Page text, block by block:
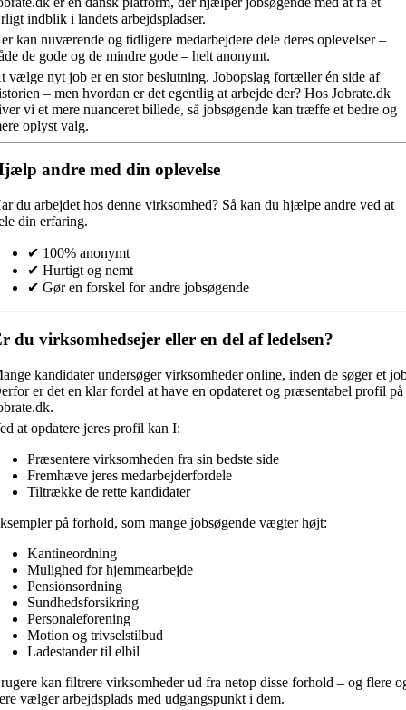
indblik i landets arbejdspladser.
kan nuværende og tidligere medarbejdere dele deres oplevelser –
de gode og de mindre gode – helt anonymt.
vælge nyt job er en stor beslutning. Jobopslag fortæller én side af
– men hvordan er det egentlig at arbejde der? Hos Jobrate.dk
vi et mere nuanceret billede, så jobsøgende kan træffe et bedre og
oplyst valg.
andre med din oplevelse
du arbejdet hos denne virksomhed? Så kan du hjælpe andre ved at
din erfaring.
✔ 100% anonymt
✔ Hurtigt og nemt
✔ Gør en forskel for andre jobsøgende
du virksomhedsejer eller en del af ledelsen?
kandidater undersøger virksomheder online, inden de søger et
er det en klar fordel at have en opdateret og præsentabel profil på
at opdatere jeres profil kan I:
Præsentere virksomheden fra sin bedste side
Fremhæve jeres medarbejderfordele
Tiltrække de rette kandidater
på forhold, som mange jobsøgende vægter højt:
Kantineordning
Mulighed for hjemmearbejde
Pensionsordning
Sundhedsforsikring
Personaleforening
Motion og trivselstilbud
Ladestander til elbil
kan filtrere virksomheder ud fra netop disse forhold – og flere
vælger arbejdsplads med udgangspunkt i dem.